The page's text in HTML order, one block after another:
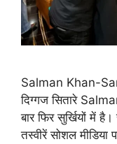
Salman Khan-
दिग्गज सितारे
बार फिर सुर्खियों में
तस्वीरें सोशल